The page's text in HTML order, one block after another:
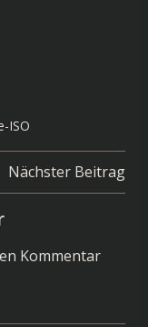
ISO
Nächster Beitrag
Kommentar